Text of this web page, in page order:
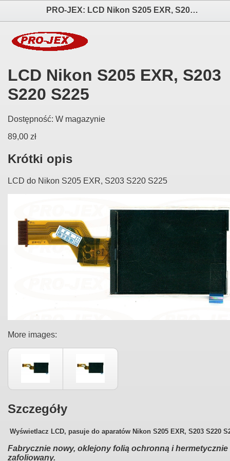
PRO-JEX: LCD Nikon S205 EXR, S203 S220 S225 elektronika i akcesoria aparatów fotograficznych
LCD Nikon S205 EXR, S203
S220 S225
Dostępność: W magazynie
89,00 zł
Krótki opis
LCD do Nikon S205 EXR, S203 S220 S225
More images:
Szczegóły
Wyświetlacz LCD, pasuje do aparatów Nikon S205 EXR, S203 S220
Fabrycznie nowy, oklejony folią ochronną i hermetycznie
zafoliowany.